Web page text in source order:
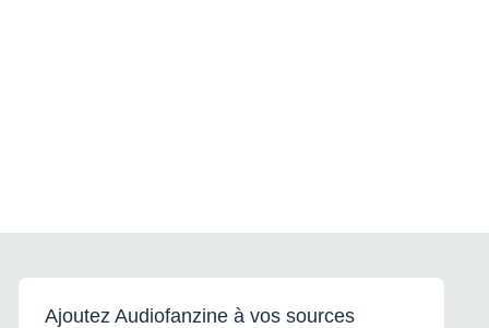
Ajoutez Audiofanzine à vos sources